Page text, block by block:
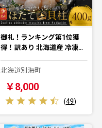
御礼！ランキング第1位獲
得！訳あり 北海道産 冷凍…
北海道別海町
￥8,000
(49)